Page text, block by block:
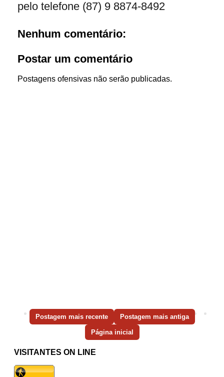
pelo telefone (87) 9 8874-8492
Nenhum comentário:
Postar um comentário
Postagens ofensivas não serão publicadas.
Postagem mais recente Postagem mais antiga
Página inicial
VISITANTES ON LINE